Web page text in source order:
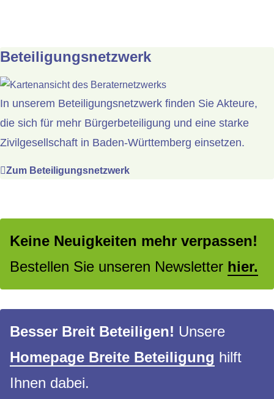
Beteiligungsnetzwerk
In unserem Beteiligungsnetzwerk finden Sie Akteure,
die sich für mehr Bürgerbeteiligung und eine starke
Zivilgesellschaft in Baden-Württemberg einsetzen.
Zum Beteiligungsnetzwerk
Keine Neuigkeiten mehr verpassen!
Bestellen Sie unseren Newsletter hier.
Besser Breit Beteiligen! Unsere
Homepage Breite Beteiligung hilft
Ihnen dabei.